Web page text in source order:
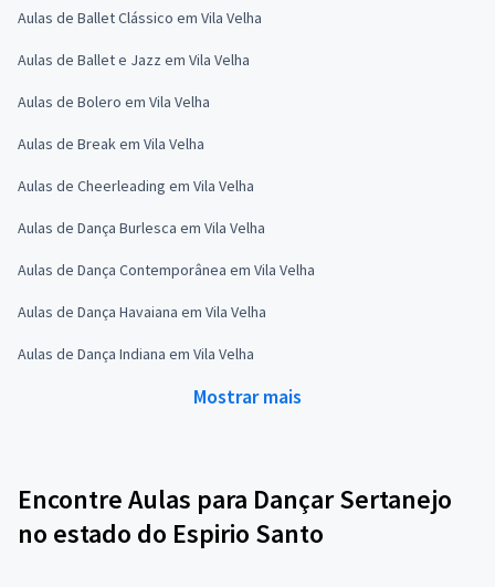
Aulas de Ballet Clássico em Vila Velha
Aulas de Ballet e Jazz em Vila Velha
Aulas de Bolero em Vila Velha
Aulas de Break em Vila Velha
Aulas de Cheerleading em Vila Velha
Aulas de Dança Burlesca em Vila Velha
Aulas de Dança Contemporânea em Vila Velha
Aulas de Dança Havaiana em Vila Velha
Aulas de Dança Indiana em Vila Velha
Mostrar mais
Encontre Aulas para Dançar Sertanejo
no estado do Espirio Santo